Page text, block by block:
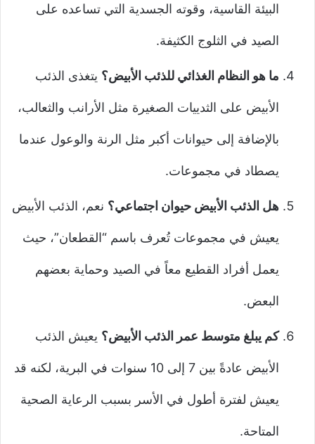
البيئة القاسية، وقوته الجسدية التي تساعده على
الصيد في الثلوج الكثيفة.
ما هو النظام الغذائي للذئب الأبيض؟ يتغذى الذئب
الأبيض على الثدييات الصغيرة مثل الأرانب والثعالب،
بالإضافة إلى حيوانات أكبر مثل الرنة والوعول عندما
يصطاد في مجموعات.
هل الذئب الأبيض حيوان اجتماعي؟ نعم، الذئب الأبيض
يعيش في مجموعات تُعرف باسم “القطعان”، حيث
يعمل أفراد القطيع معاً في الصيد وحماية بعضهم
البعض.
كم يبلغ متوسط عمر الذئب الأبيض؟ يعيش الذئب
الأبيض عادةً بين 7 إلى 10 سنوات في البرية، لكنه قد
يعيش لفترة أطول في الأسر بسبب الرعاية الصحية
المتاحة.